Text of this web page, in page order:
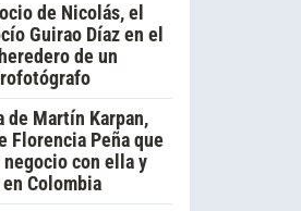
de Nicolás, el
Guirao Díaz en el
de un
de Martín Karpan,
Florencia Peña que
con ella y
Colombia